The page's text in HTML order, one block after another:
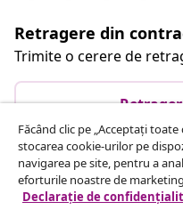
Retragere din
Trimite o cerere de
Serviciu clienți
Făcând clic pe „Acceptați
stocarea cookie-urilor pe
navigarea pe site, pentru a
eforturile noastre de
Declarație de